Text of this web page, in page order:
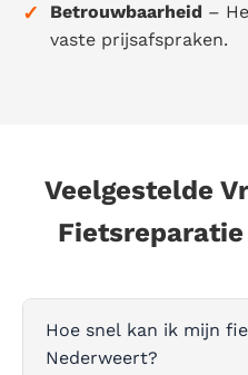
✓ Betrouwbaarheid –
vaste prijsafspraken.
Veelgestelde
Hoe snel kan ik mijn
Nederweert?